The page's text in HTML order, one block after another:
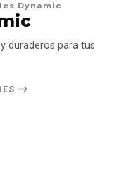
Dynamic
duraderos para tus